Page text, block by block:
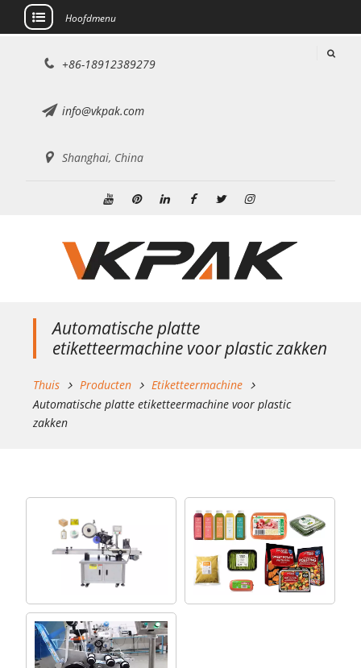
Hoofdmenu
+86-18912389279
info@vkpak.com
Shanghai, China
Automatische platte
etiketteermachine voor plastic zakken
Thuis Producten
Etiketteermachine
Automatische platte etiketteermachine voor plastic
zakken